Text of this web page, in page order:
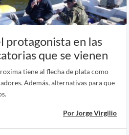
protagonista en las
que se vienen
tiene al flecha de plata como
Además, alternativas para que
Por Jorge Virgilio